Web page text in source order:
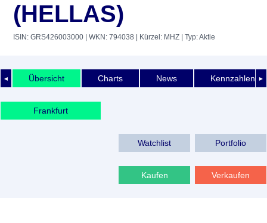
(HELLAS)
ISIN: GRS426003000 | WKN: 794038 | Kürzel: MHZ | Typ: Aktie
◄ ►
Übersicht Charts News Kennzahlen
Frankfurt
Watchlist Portfolio
Kaufen Verkaufen